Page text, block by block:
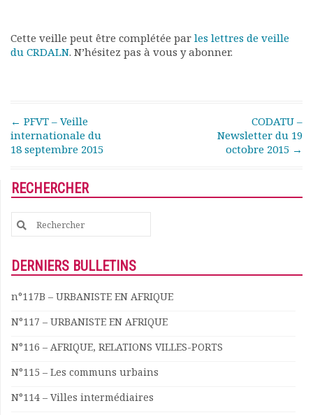
Rapports moraux
Rapports financiers
Comité de rédaction
Bulletins Villes en
développement
Ressources
Nos actions
Podcast-AdP
Journées d’études
Concours vidéo
Matinales
Evénements
Publications et rapports
Les adhérents
Annuaire
Cette veille peut être complétée par les lettres de veille
du CRDALN. N’hésitez pas à vous y abonner.
Post navigation
← PFVT – Veille
internationale du
18 septembre 2015
CODATU –
Newsletter du 19
octobre 2015 →
RECHERCHER
Search
for:
DERNIERS BULLETINS
n°117B – URBANISTE EN AFRIQUE
N°117 – URBANISTE EN AFRIQUE
N°116 – AFRIQUE, RELATIONS VILLES-PORTS
N°115 – Les communs urbains
N°114 – Villes intermédiaires